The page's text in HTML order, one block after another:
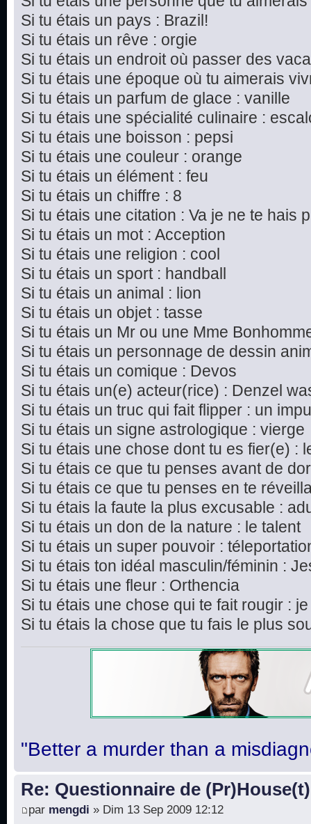
Si tu étais un pays : Brazil!
Si tu étais un rêve : orgie
Si tu étais un endroit où passer des
Si tu étais une époque où tu aimerais
Si tu étais un parfum de glace : vanille
Si tu étais une spécialité culinaire :
Si tu étais une boisson : pepsi
Si tu étais une couleur : orange
Si tu étais un élément : feu
Si tu étais un chiffre : 8
Si tu étais une citation : Va je ne te hais
Si tu étais un mot : Acception
Si tu étais une religion : cool
Si tu étais un sport : handball
Si tu étais un animal : lion
Si tu étais un objet : tasse
Si tu étais un Mr ou une Mme
Si tu étais un personnage de dessin
Si tu étais un comique : Devos
Si tu étais un(e) acteur(rice) : Denzel
Si tu étais un truc qui fait flipper : un
Si tu étais un signe astrologique : vierge
Si tu étais une chose dont tu es fier(e) :
Si tu étais ce que tu penses avant de
Si tu étais ce que tu penses en te
Si tu étais la faute la plus excusable :
Si tu étais un don de la nature : le talent
Si tu étais un super pouvoir :
Si tu étais ton idéal masculin/féminin :
Si tu étais une fleur : Orthencia
Si tu étais une chose qui te fait rougir :
Si tu étais la chose que tu fais le plus
"Better a murder than a
Re: Questionnaire de (Pr)House(t)
par mengdi » Dim 13 Sep 2009 12:12